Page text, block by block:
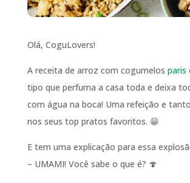
Olá, CoguLovers!
A receita de arroz com cogumelos paris
tipo que perfuma a casa toda e deixa
com água na boca! Uma refeição e
nos seus top pratos favoritos. 😁
E tem uma explicação para essa
– UMAMI! Você sabe o que é? 🍄